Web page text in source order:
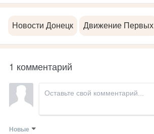
Новости Донецк Движение Первых
1 комментарий
Новые